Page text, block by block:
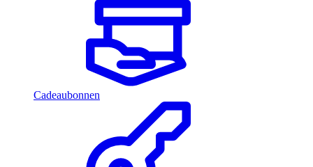
Cadeaubonnen